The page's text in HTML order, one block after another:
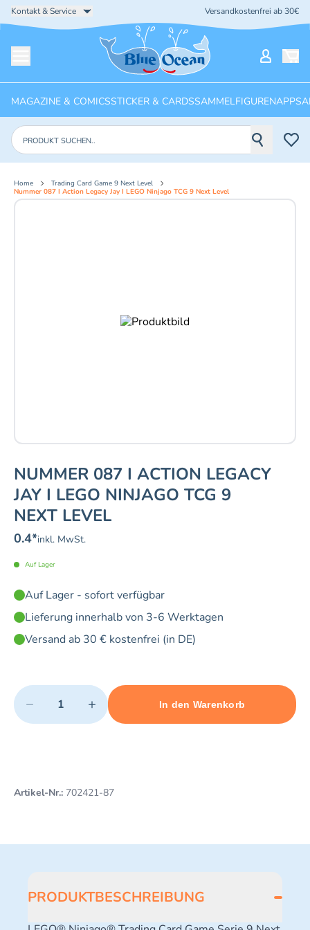
Kontakt & Service Versandkostenfrei ab 30€
Startseite
MAGAZINE & COMICSSTICKER & CARDSSAMMELFIGURENAPPS
Produkte suchen
Home
Trading Card Game 9 Next Level
Nummer 087 I Action Legacy Jay I LEGO Ninjago TCG 9 Next Level
NUMMER 087 I ACTION LEGACY
JAY I LEGO NINJAGO TCG 9
NEXT LEVEL
0.4*inkl. MwSt.
Auf Lager
Auf Lager - sofort verfügbar
Lieferung innerhalb von 3-6 Werktagen
Versand ab 30 € kostenfrei (in DE)
Quantity
− +
Minimum quantity: 1 Maximum quantity: 3
In den Warenkorb
Add 1 item to cart
Artikel-Nr.: 702421-87
PRODUKTBESCHREIBUNG